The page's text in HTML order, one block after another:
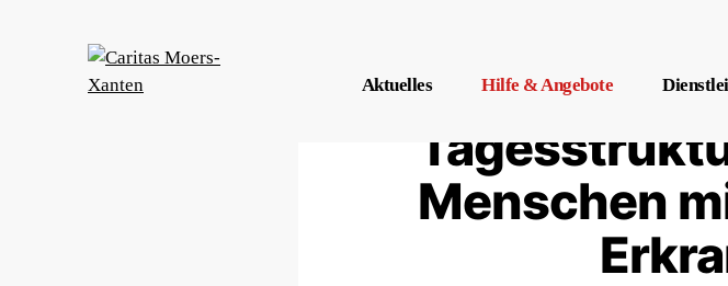
Aktuelles Hilfe & Angebote
Menschen